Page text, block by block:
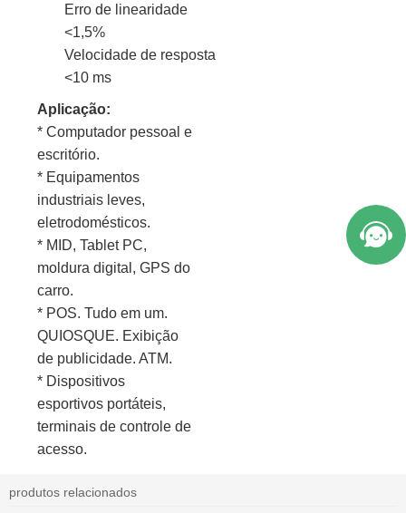
Erro de linearidade
<1,5%
Velocidade de resposta
<10 ms
Aplicação:
* Computador pessoal e
escritório.
* Equipamentos
industriais leves,
eletrodomésticos.
* MID, Tablet PC,
moldura digital, GPS do
carro.
* POS. Tudo em um.
QUIOSQUE. Exibição
de publicidade. ATM.
* Dispositivos
esportivos portáteis,
terminais de controle de
acesso.
produtos relacionados